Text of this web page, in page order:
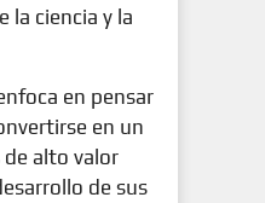
la ciencia y la
en pensar
en un
alto valor
de sus